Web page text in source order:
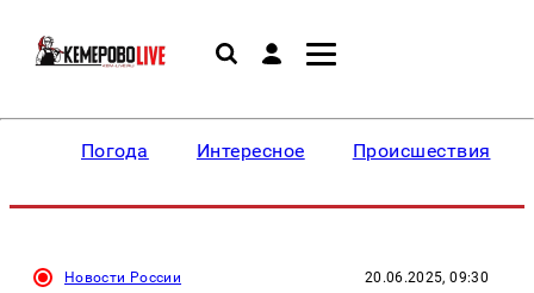
Погода Интересное Происшествия
Новости России 20.06.2025, 09:30